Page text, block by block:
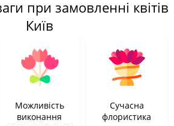
при замовленні квітів
Київ
Можливість
виконання
Сучасна
флористика